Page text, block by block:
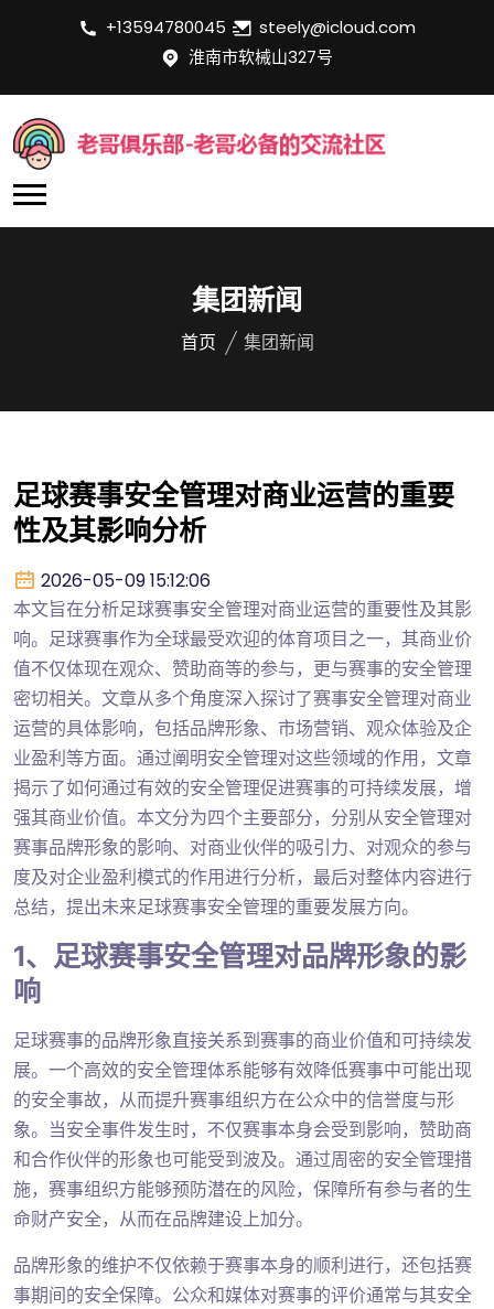
+13594780045
steely@icloud.com
淮南市软械山327号
集团新闻
首页 集团新闻
足球赛事安全管理对商业运营的重要
性及其影响分析
2026-05-09 15:12:06
本文旨在分析足球赛事安全管理对商业运营的重要性及其影
响。足球赛事作为全球最受欢迎的体育项目之一，其商业价
值不仅体现在观众、赞助商等的参与，更与赛事的安全管理
密切相关。文章从多个角度深入探讨了赛事安全管理对商业
运营的具体影响，包括品牌形象、市场营销、观众体验及企
业盈利等方面。通过阐明安全管理对这些领域的作用，文章
揭示了如何通过有效的安全管理促进赛事的可持续发展，增
强其商业价值。本文分为四个主要部分，分别从安全管理对
赛事品牌形象的影响、对商业伙伴的吸引力、对观众的参与
度及对企业盈利模式的作用进行分析，最后对整体内容进行
总结，提出未来足球赛事安全管理的重要发展方向。
1、足球赛事安全管理对品牌形象的影
响
足球赛事的品牌形象直接关系到赛事的商业价值和可持续发
展。一个高效的安全管理体系能够有效降低赛事中可能出现
的安全事故，从而提升赛事组织方在公众中的信誉度与形
象。当安全事件发生时，不仅赛事本身会受到影响，赞助商
和合作伙伴的形象也可能受到波及。通过周密的安全管理措
施，赛事组织方能够预防潜在的风险，保障所有参与者的生
命财产安全，从而在品牌建设上加分。
品牌形象的维护不仅依赖于赛事本身的顺利进行，还包括赛
事期间的安全保障。公众和媒体对赛事的评价通常与其安全